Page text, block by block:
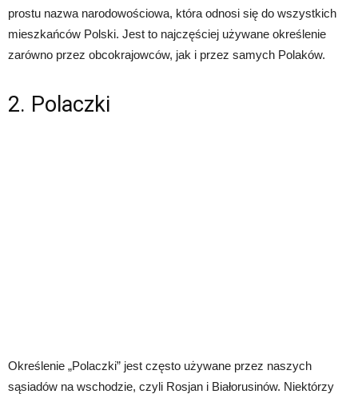
prostu nazwa narodowościowa, która odnosi się do wszystkich
mieszkańców Polski. Jest to najczęściej używane określenie
zarówno przez obcokrajowców, jak i przez samych Polaków.
2. Polaczki
Określenie „Polaczki” jest często używane przez naszych
sąsiadów na wschodzie, czyli Rosjan i Białorusinów. Niektórzy